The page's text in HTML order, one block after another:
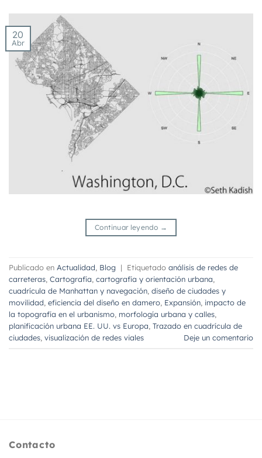
20
Abr
Continuar leyendo →
Publicado en Actualidad, Blog | Etiquetado análisis de redes de
carreteras, Cartografía, cartografía y orientación urbana,
cuadrícula de Manhattan y navegación, diseño de ciudades y
movilidad, eficiencia del diseño en damero, Expansión, impacto de
la topografía en el urbanismo, morfología urbana y calles,
planificación urbana EE. UU. vs Europa, Trazado en cuadrícula de
ciudades, visualización de redes viales Deje un comentario
Contacto